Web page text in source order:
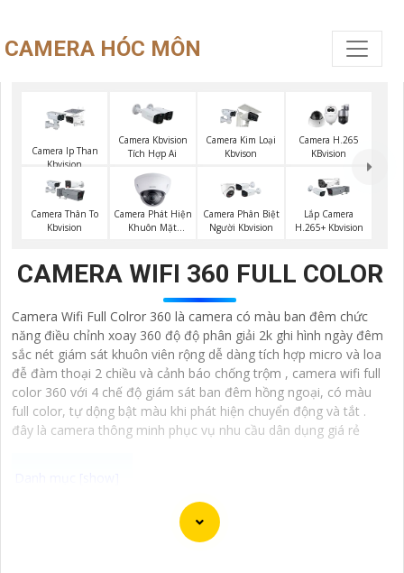
CAMERA HÓC MÔN
Camera Ip Than
Kbvision
Camera Kbvision
Tích Hợp Ai
Camera Kim Loại
Kbvison
Camera H.265
KBvision
Camera Thân To
Kbvision
Camera Phát Hiện
Khuôn Mặt
Camera Phân Biệt
Người Kbvision
Lắp Camera
H.265+ Kbvision
CAMERA WIFI 360 FULL COLOR
Camera Wifi Full Colror 360 là camera có màu ban đêm chức
năng điều chỉnh xoay 360 độ độ phân giải 2k ghi hình ngày đêm
sắc nét giám sát khuôn viên rộng dễ dàng tích hợp micro và loa
đễ đàm thoại 2 chiều và cảnh báo chống trộm , camera wifi full
color 360 với 4 chế độ giám sát ban đêm hồng ngoại, có màu
full color, tự dộng bật màu khi phát hiện chuyển động và tắt .
đây là camera thông minh phục vụ nhu cầu dân dụng giá rẻ
Camera Siêu Nhạy Sáng là một giải pháp lý tưởng cho
việc giám sát trong điều kiện ánh sáng yếu hoặc hạn